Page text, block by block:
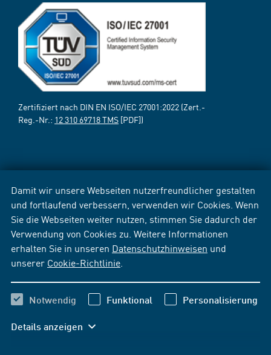
Damit wir unsere Webseiten nutzerfreundlicher gestalten
und fortlaufend verbessern, verwenden wir Cookies. Wenn
Sie die Webseiten weiter nutzen, stimmen Sie dadurch der
Verwendung von Cookies zu. Weitere Informationen
erhalten Sie in unseren Datenschutzhinweisen und
unserer Cookie-Richtlinie
Notwendig Funktional Personalisierung
Details anzeigen
Zertifiziert nach DIN EN ISO/IEC 27001:2022 (Zert.-
Reg.-Nr.: 12 310 69718 TMS [PDF])